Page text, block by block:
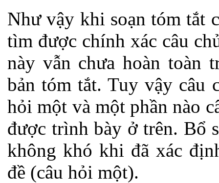
Như vậy khi soạn tóm tắt
tìm được chính xác câu
này vẫn chưa hoàn toàn
bản tóm tắt. Tuy vậy câu
hỏi một và một phần nào
được trình bày ở trên. Bổ
không khó khi đã xác
đề (câu hỏi một).